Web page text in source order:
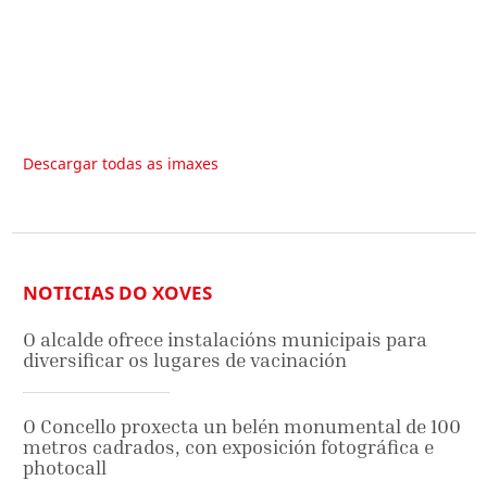
Descargar todas as imaxes
NOTICIAS DO XOVES
O alcalde ofrece instalacións municipais para
diversificar os lugares de vacinación
O Concello proxecta un belén monumental de 100
metros cadrados, con exposición fotográfica e
photocall